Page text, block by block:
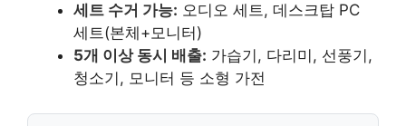
세트 수거 가능: 오디오 세트, 데스크탑 PC
세트(본체+모니터)
5개 이상 동시 배출: 가습기, 다리미, 선풍기,
청소기, 모니터 등 소형 가전